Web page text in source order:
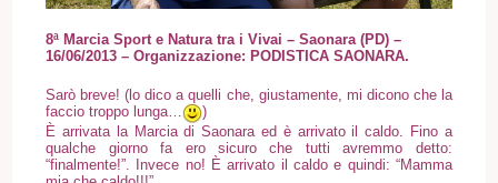
8ª Marcia Sport e Natura tra i Vivai – Saonara (PD) –
16/06/2013 – Organizzazione: PODISTICA SAONARA.
Sarò breve! (lo dico a quelli che, giustamente, mi dicono che la
faccio troppo lunga…
)
È arrivata la Marcia di Saonara ed è arrivato il caldo. Fino a
qualche giorno fa ero sicuro che tutti avremmo detto:
“finalmente!”. Invece no! È arrivato il caldo e quindi: “Mamma